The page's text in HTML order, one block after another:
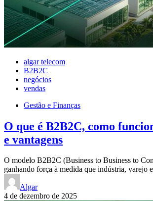
algar telecom
B2B2C
negócios
vendas
Gestão e Finanças
O que é B2B2C, como
e vantagens
O modelo B2B2C (Business to Business to
ganhando força à medida que indústria, varejo
Algar
4 de dezembro de 2025